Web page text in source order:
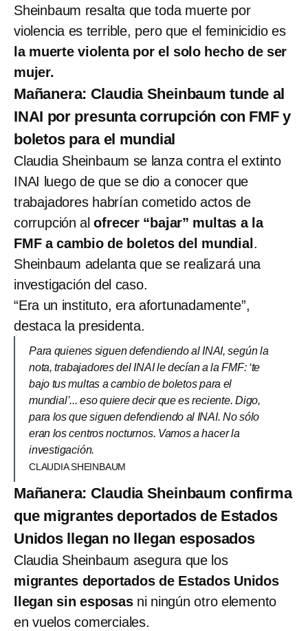
Sheinbaum resalta que toda muerte por
violencia es terrible, pero que el feminicidio es
la muerte violenta por el solo hecho de ser
mujer.
Mañanera: Claudia Sheinbaum tunde al
INAI por presunta corrupción con FMF y
boletos para el mundial
Claudia Sheinbaum se lanza contra el extinto
INAI luego de que se dio a conocer que
trabajadores habrían cometido actos de
corrupción alofrecer “bajar” multas a la
FMF a cambio de boletos del mundial .
Sheinbaum adelanta que se realizará una
investigación del caso.
“Era un instituto, era afortunadamente”,
destaca la presidenta.
Para quienes siguen defendiendo al INAI, según la
nota, trabajadores del INAI le decían a la FMF: ‘te
bajo tus multas a cambio de boletos para el
mundial’... eso quiere decir que es reciente. Digo,
para los que siguen defendiendo al INAI. No sólo
eran los centros nocturnos. Vamos a hacer la
investigación.
CLAUDIA SHEINBAUM
Mañanera: Claudia Sheinbaum confirma
que migrantes deportados de Estados
Unidos llegan no llegan esposados
Claudia Sheinbaum asegura que los
migrantes deportados de Estados Unidos
llegan sin esposas ni ningún otro elemento
en vuelos comerciales.